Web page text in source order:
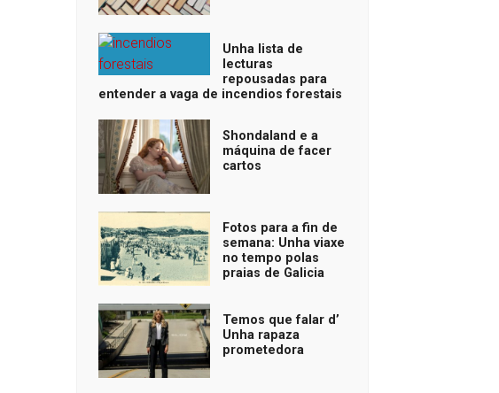
Unha lista de
lecturas
repousadas para
entender a vaga de incendios forestais
Shondaland e a
máquina de facer
cartos
Fotos para a fin de
semana: Unha viaxe
no tempo polas
praias de Galicia
Temos que falar d’
Unha rapaza
prometedora